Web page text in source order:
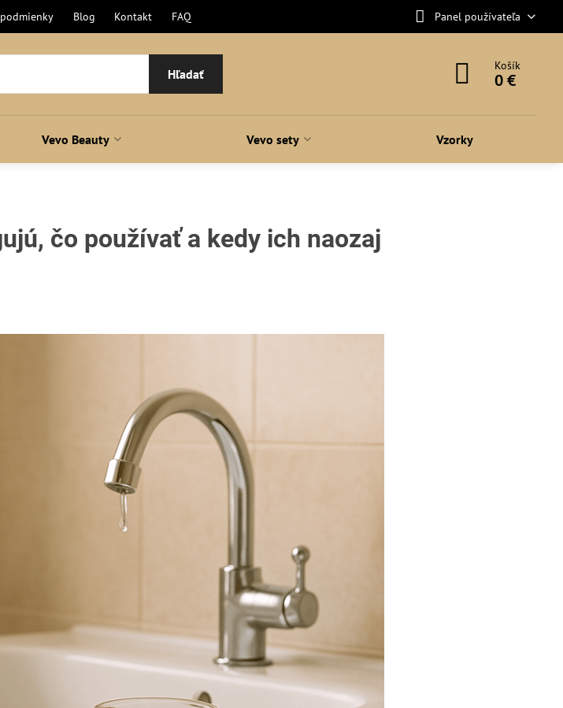
Blog Kontakt FAQ Panel používateľa
Hľadať
Košík
0 €
Vevo Beauty Vevo sety Vzorky
čo používať a kedy ich naozaj